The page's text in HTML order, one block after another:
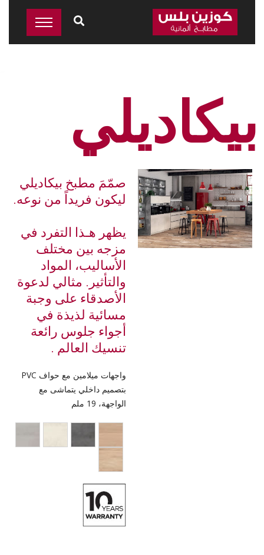
بيكاديلي
صمّمَ مطبخ بيكاديلي
ليكون فريداً من نوعه.
يظهر هـذا التفرد في
مزجه بين مختلف
الأساليب، المواد
والتأثير. مثالي لدعوة
الأصدقاء على وجبة
مسائية لذيذة في
أجواء جلوس رائعة
تنسيك العالم .
واجهات ميلامين مع حواف PVC
بتصميم داخلي يتماشى مع
الواجهة، 19 ملم